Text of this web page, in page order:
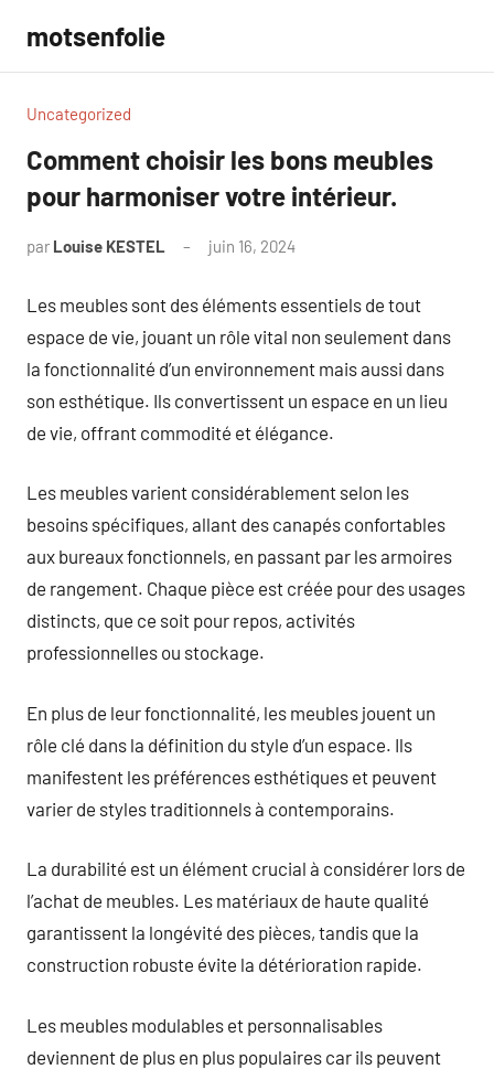
contenu
motsenfolie
Uncategorized
Comment choisir les bons meubles
pour harmoniser votre intérieur.
par Louise KESTEL juin 16, 2024
Les meubles sont des éléments essentiels de tout
espace de vie, jouant un rôle vital non seulement dans
la fonctionnalité d’un environnement mais aussi dans
son esthétique. Ils convertissent un espace en un lieu
de vie, offrant commodité et élégance.
Les meubles varient considérablement selon les
besoins spécifiques, allant des canapés confortables
aux bureaux fonctionnels, en passant par les armoires
de rangement. Chaque pièce est créée pour des usages
distincts, que ce soit pour repos, activités
professionnelles ou stockage.
En plus de leur fonctionnalité, les meubles jouent un
rôle clé dans la définition du style d’un espace. Ils
manifestent les préférences esthétiques et peuvent
varier de styles traditionnels à contemporains.
La durabilité est un élément crucial à considérer lors de
l’achat de meubles. Les matériaux de haute qualité
garantissent la longévité des pièces, tandis que la
construction robuste évite la détérioration rapide.
Les meubles modulables et personnalisables
deviennent de plus en plus populaires car ils peuvent